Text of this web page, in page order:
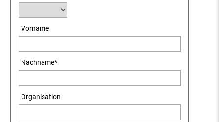
Vorname
Nachname*
Organisation